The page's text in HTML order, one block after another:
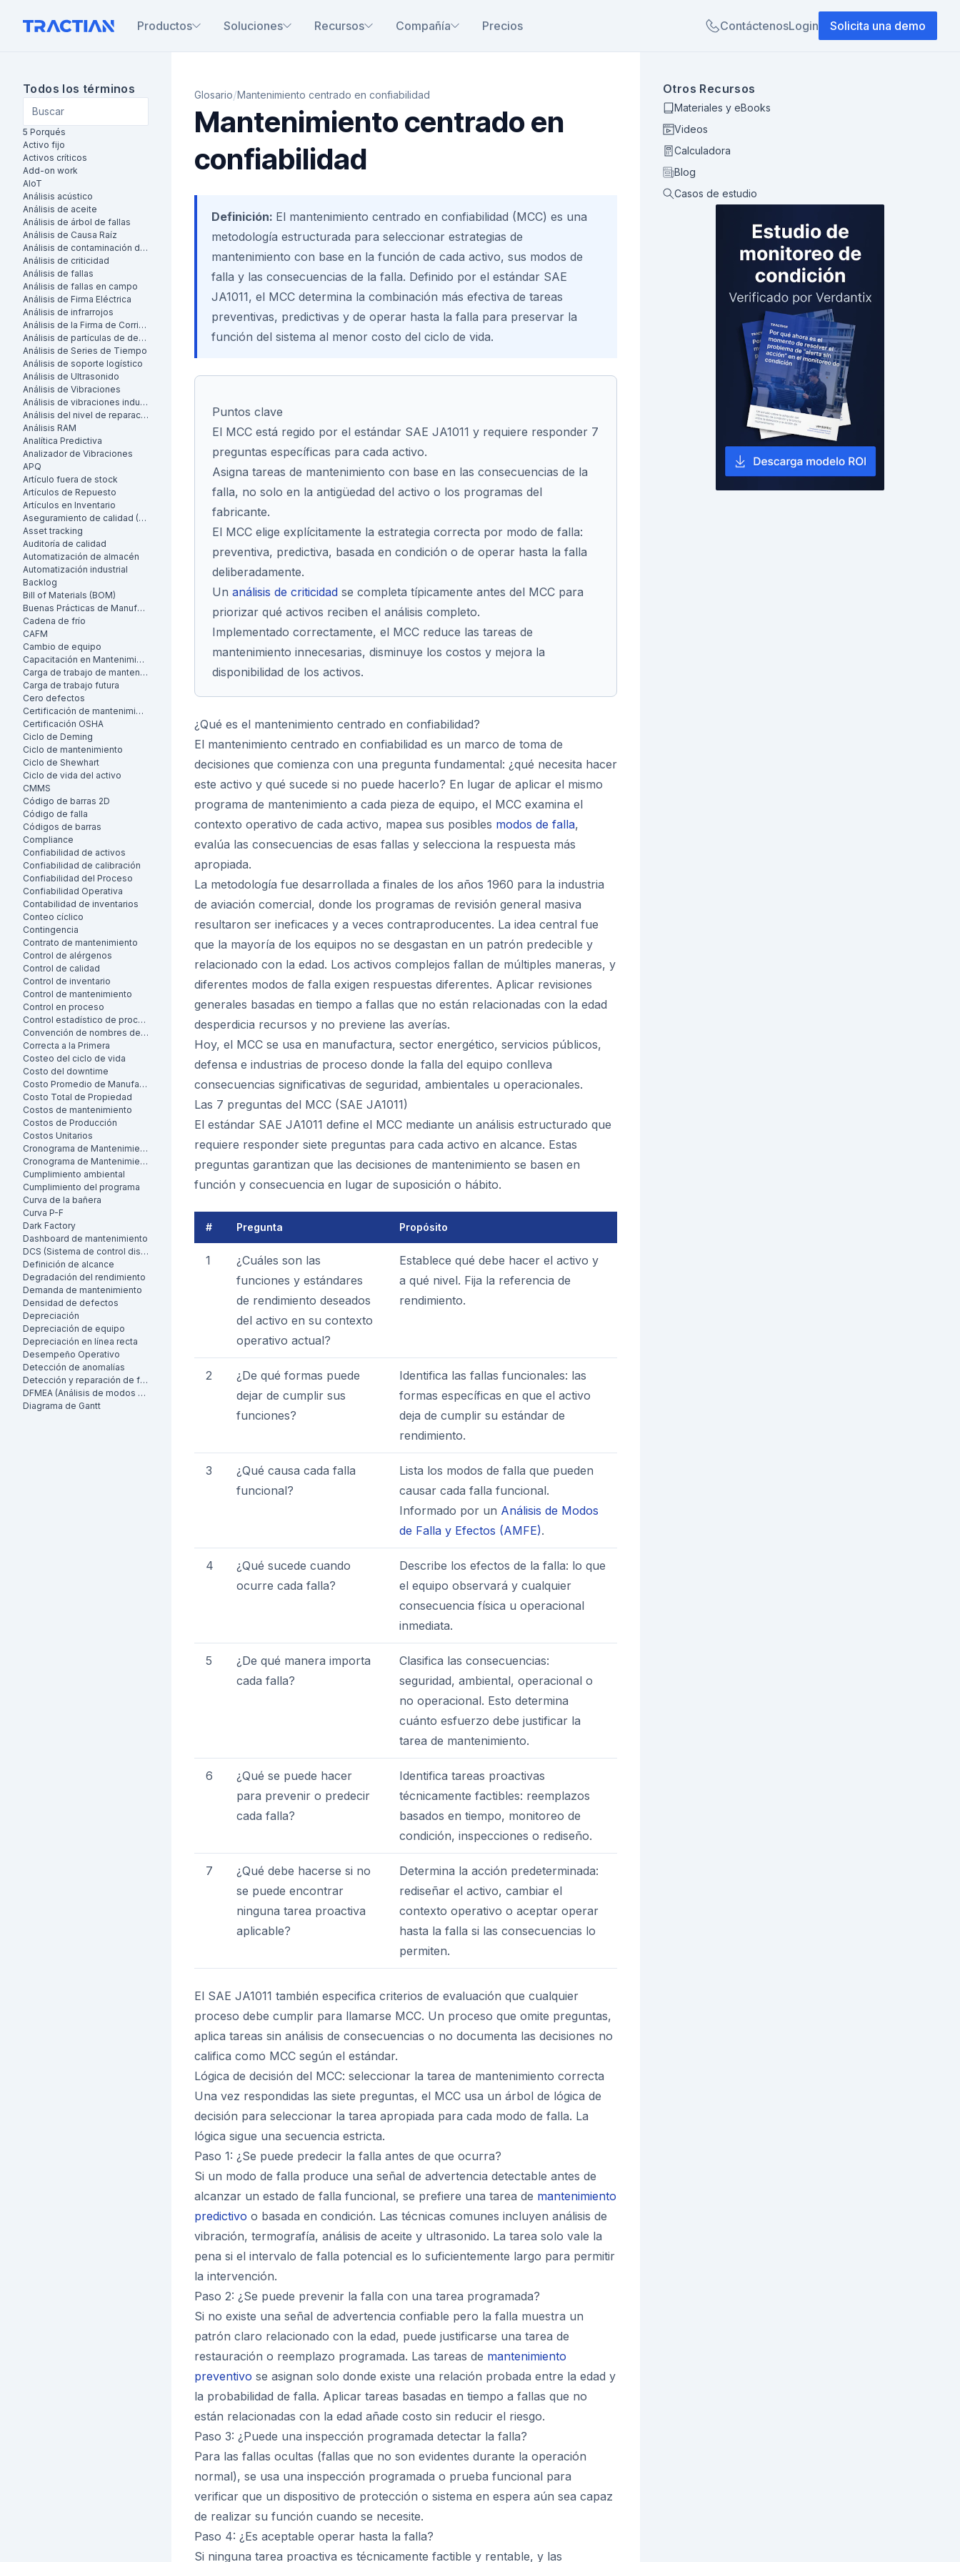
Productos Soluciones Recursos Compañía Precios ContáctenosLogin Solicita una demo
Todos los términos
5 Porqués
Activo fijo
Activos críticos
Add-on work
AIoT
Análisis acústico
Análisis de aceite
Análisis de árbol de fallas
Análisis de Causa Raíz
Análisis de contaminación de aceite
Análisis de criticidad
Análisis de fallas
Análisis de fallas en campo
Análisis de Firma Eléctrica
Análisis de infrarrojos
Análisis de la Firma de Corriente del Motor (MCSA)
Análisis de partículas de desgaste
Análisis de Series de Tiempo
Análisis de soporte logístico
Análisis de Ultrasonido
Análisis de Vibraciones
Análisis de vibraciones industrial
Análisis del nivel de reparación
Análisis RAM
Analítica Predictiva
Analizador de Vibraciones
APQ
Artículo fuera de stock
Artículos de Repuesto
Artículos en Inventario
Aseguramiento de calidad (AC)
Asset tracking
Auditoría de calidad
Automatización de almacén
Automatización industrial
Backlog
Bill of Materials (BOM)
Buenas Prácticas de Manufactura (BPM)
Cadena de frío
CAFM
Cambio de equipo
Capacitación en Mantenimiento
Carga de trabajo de mantenimiento
Carga de trabajo futura
Cero defectos
Certificación de mantenimiento
Certificación OSHA
Ciclo de Deming
Ciclo de mantenimiento
Ciclo de Shewhart
Ciclo de vida del activo
CMMS
Código de barras 2D
Código de falla
Códigos de barras
Compliance
Confiabilidad de activos
Confiabilidad de calibración
Confiabilidad del Proceso
Confiabilidad Operativa
Contabilidad de inventarios
Conteo cíclico
Contingencia
Contrato de mantenimiento
Control de alérgenos
Control de calidad
Control de inventario
Control de mantenimiento
Control en proceso
Control estadístico de procesos
Convención de nombres de activos
Correcta a la Primera
Costeo del ciclo de vida
Costo del downtime
Costo Promedio de Manufactura por Unidad
Costo Total de Propiedad
Costos de mantenimiento
Costos de Producción
Costos Unitarios
Cronograma de Mantenimiento
Cronograma de Mantenimiento
Cumplimiento ambiental
Cumplimiento del programa
Curva de la bañera
Curva P-F
Dark Factory
Dashboard de mantenimiento
DCS (Sistema de control distribuido)
Definición de alcance
Degradación del rendimiento
Demanda de mantenimiento
Densidad de defectos
Depreciación
Depreciación de equipo
Depreciación en línea recta
Desempeño Operativo
Detección de anomalías
Detección y reparación de fugas (LDAR)
DFMEA (Análisis de modos de falla y efectos de diseño)
Diagrama de Gantt
Glosario/Mantenimiento centrado en confiabilidad
Mantenimiento centrado en
confiabilidad
Definición: El mantenimiento centrado en confiabilidad (MCC) es una
metodología estructurada para seleccionar estrategias de
mantenimiento con base en la función de cada activo, sus modos de
falla y las consecuencias de la falla. Definido por el estándar SAE
JA1011, el MCC determina la combinación más efectiva de tareas
preventivas, predictivas y de operar hasta la falla para preservar la
función del sistema al menor costo del ciclo de vida.
Puntos clave
El MCC está regido por el estándar SAE JA1011 y requiere responder 7
preguntas específicas para cada activo.
Asigna tareas de mantenimiento con base en las consecuencias de la
falla, no solo en la antigüedad del activo o los programas del
fabricante.
El MCC elige explícitamente la estrategia correcta por modo de falla:
preventiva, predictiva, basada en condición o de operar hasta la falla
deliberadamente.
Un análisis de criticidad se completa típicamente antes del MCC para
priorizar qué activos reciben el análisis completo.
Implementado correctamente, el MCC reduce las tareas de
mantenimiento innecesarias, disminuye los costos y mejora la
disponibilidad de los activos.
¿Qué es el mantenimiento centrado en confiabilidad?
El mantenimiento centrado en confiabilidad es un marco de toma de
decisiones que comienza con una pregunta fundamental: ¿qué necesita hacer
este activo y qué sucede si no puede hacerlo? En lugar de aplicar el mismo
programa de mantenimiento a cada pieza de equipo, el MCC examina el
contexto operativo de cada activo, mapea sus posibles modos de falla,
evalúa las consecuencias de esas fallas y selecciona la respuesta más
apropiada.
La metodología fue desarrollada a finales de los años 1960 para la industria
de aviación comercial, donde los programas de revisión general masiva
resultaron ser ineficaces y a veces contraproducentes. La idea central fue
que la mayoría de los equipos no se desgastan en un patrón predecible y
relacionado con la edad. Los activos complejos fallan de múltiples maneras, y
diferentes modos de falla exigen respuestas diferentes. Aplicar revisiones
generales basadas en tiempo a fallas que no están relacionadas con la edad
desperdicia recursos y no previene las averías.
Hoy, el MCC se usa en manufactura, sector energético, servicios públicos,
defensa e industrias de proceso donde la falla del equipo conlleva
consecuencias significativas de seguridad, ambientales u operacionales.
Las 7 preguntas del MCC (SAE JA1011)
El estándar SAE JA1011 define el MCC mediante un análisis estructurado que
requiere responder siete preguntas para cada activo en alcance. Estas
preguntas garantizan que las decisiones de mantenimiento se basen en
función y consecuencia en lugar de suposición o hábito.
# Pregunta Propósito
1
¿Cuáles son las
funciones y estándares
de rendimiento deseados
del activo en su contexto
operativo actual?
Establece qué debe hacer el activo y
a qué nivel. Fija la referencia de
rendimiento.
2
¿De qué formas puede
dejar de cumplir sus
funciones?
Identifica las fallas funcionales: las
formas específicas en que el activo
deja de cumplir su estándar de
rendimiento.
3
¿Qué causa cada falla
funcional?
Lista los modos de falla que pueden
causar cada falla funcional.
Informado por un Análisis de Modos
de Falla y Efectos (AMFE).
4
¿Qué sucede cuando
ocurre cada falla?
Describe los efectos de la falla: lo que
el equipo observará y cualquier
consecuencia física u operacional
inmediata.
5
¿De qué manera importa
cada falla?
Clasifica las consecuencias:
seguridad, ambiental, operacional o
no operacional. Esto determina
cuánto esfuerzo debe justificar la
tarea de mantenimiento.
6
¿Qué se puede hacer
para prevenir o predecir
cada falla?
Identifica tareas proactivas
técnicamente factibles: reemplazos
basados en tiempo, monitoreo de
condición, inspecciones o rediseño.
7
¿Qué debe hacerse si no
se puede encontrar
ninguna tarea proactiva
aplicable?
Determina la acción predeterminada:
rediseñar el activo, cambiar el
contexto operativo o aceptar operar
hasta la falla si las consecuencias lo
permiten.
El SAE JA1011 también especifica criterios de evaluación que cualquier
proceso debe cumplir para llamarse MCC. Un proceso que omite preguntas,
aplica tareas sin análisis de consecuencias o no documenta las decisiones no
califica como MCC según el estándar.
Lógica de decisión del MCC: seleccionar la tarea de mantenimiento correcta
Una vez respondidas las siete preguntas, el MCC usa un árbol de lógica de
decisión para seleccionar la tarea apropiada para cada modo de falla. La
lógica sigue una secuencia estricta.
Paso 1: ¿Se puede predecir la falla antes de que ocurra?
Si un modo de falla produce una señal de advertencia detectable antes de
alcanzar un estado de falla funcional, se prefiere una tarea de mantenimiento
predictivo o basada en condición. Las técnicas comunes incluyen análisis de
vibración, termografía, análisis de aceite y ultrasonido. La tarea solo vale la
pena si el intervalo de falla potencial es lo suficientemente largo para permitir
la intervención.
Paso 2: ¿Se puede prevenir la falla con una tarea programada?
Si no existe una señal de advertencia confiable pero la falla muestra un
patrón claro relacionado con la edad, puede justificarse una tarea de
restauración o reemplazo programada. Las tareas de mantenimiento
preventivo se asignan solo donde existe una relación probada entre la edad y
la probabilidad de falla. Aplicar tareas basadas en tiempo a fallas que no
están relacionadas con la edad añade costo sin reducir el riesgo.
Paso 3: ¿Puede una inspección programada detectar la falla?
Para las fallas ocultas (fallas que no son evidentes durante la operación
normal), se usa una inspección programada o prueba funcional para
verificar que un dispositivo de protección o sistema en espera aún sea capaz
de realizar su función cuando se necesite.
Paso 4: ¿Es aceptable operar hasta la falla?
Si ninguna tarea proactiva es técnicamente factible y rentable, y las
Otros Recursos
Materiales y eBooks
Videos
Calculadora
Blog
Casos de estudio